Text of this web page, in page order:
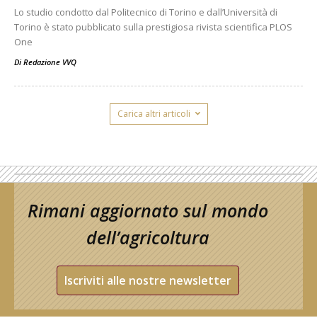
Lo studio condotto dal Politecnico di Torino e dall’Università di
Torino è stato pubblicato sulla prestigiosa rivista scientifica PLOS
One
Di Redazione VVQ
Carica altri articoli
Rimani aggiornato sul mondo
dell’agricoltura
Iscriviti alle nostre newsletter